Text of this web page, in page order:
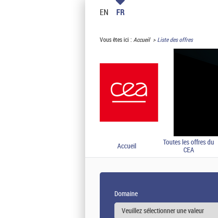
EN FR
Vous êtes ici : Accueil Liste des offres
Accueil
Toutes les offres du
CEA
Domaine